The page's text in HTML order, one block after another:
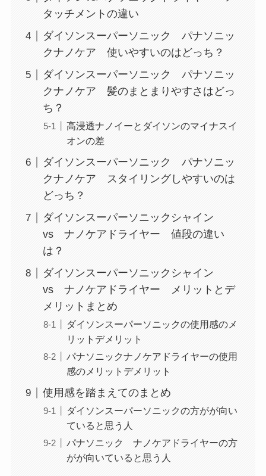
タッチメントの違い
ダイソンスーパーソニック パナソニッ
クナノケア 使いやすいのはどっち？
ダイソンスーパーソニック パナソニッ
クナノケア 髪のまとまりやすさはどっ
ち？
高浸透ナノイーとダイソンのマイナスイ
オンの差
ダイソンスーパーソニック パナソニッ
クナノケア スタイリングしやすいのは
どっち？
ダイソンスーパーソニックシャイン
vs ナノケアドライヤー 値段の違い
は？
ダイソンスーパーソニックシャイン
vs ナノケアドライヤー メリットとデ
メリットまとめ
ダイソンスーパーソニックの使用感のメ
リットデメリット
パナソニックナノケアドライヤーの使用
感のメリットデメリット
使用感を踏まえてのまとめ
ダイソンスーパーソニックの方がが向い
ていると思う人
パナソニック ナノケアドライヤーの方
がが向いていると思う人